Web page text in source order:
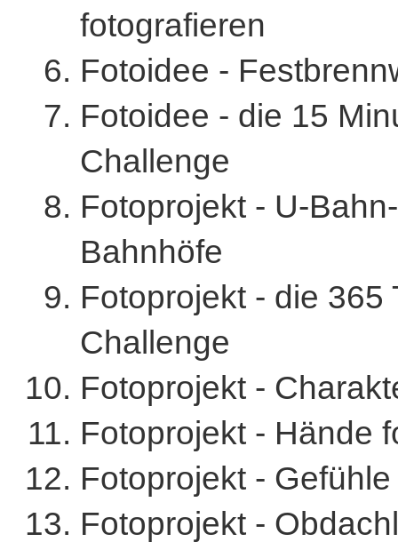
fotografieren
Fotoidee -
Fotoidee - die 15
Challenge
Fotoprojekt - U-
Bahnhöfe
Fotoprojekt - die 365
Challenge
Fotoprojekt -
Fotoprojekt - Hände
Fotoprojekt -
Fotoprojekt -